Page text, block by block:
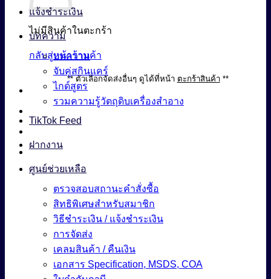
ไม่มีสินค้าในตะกร้า
กลับสู่หน้าร้านค้า
** ตัวเลือกจัดส่งอื่นๆ ดูได้ที่หน้า ตะกร้าสินค้า**
แจ้งชำระเงิน
บทความ
บทความ
จับคู่สกินแคร์
ไกด์สูตร
รวมความรู้วัตถุดิบเครื่องสำอาง
TikTok Feed
ฝากงาน
ศูนย์ช่วยเหลือ
ตรวจสอบสถานะคำสั่งซื้อ
สิทธิพิเศษสำหรับสมาชิก
วิธีชำระเงิน / แจ้งชำระเงิน
การจัดส่ง
เคลมสินค้า / คืนเงิน
เอกสาร Specification, MSDS, COA